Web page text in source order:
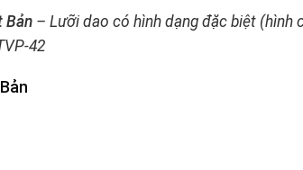
Bản– Lưỡi dao có hình dạng đặc biệt (hình
42